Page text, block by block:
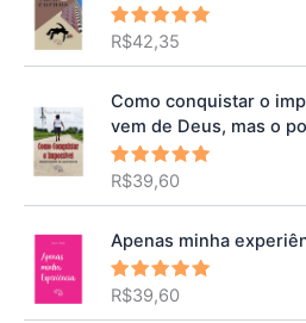
Avaliação
de 5
R$42,35
Como conquistar o
vem de Deus, mas o
Avaliação
de 5
R$39,60
Apenas minha
Avaliação
de 5
R$39,60